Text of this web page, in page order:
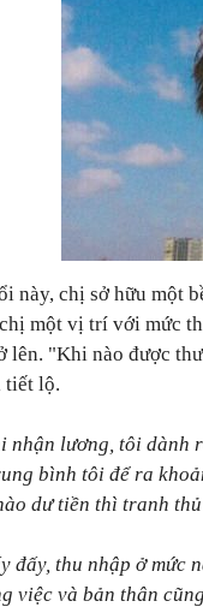
này, chị sở hữu một
một vị trí với mức
lên. "Khi nào được
tiết lộ.
nhận lương, tôi dành
bình tôi để ra
dư tiền thì tranh
đấy, thu nhập ở mức
việc và bản thân